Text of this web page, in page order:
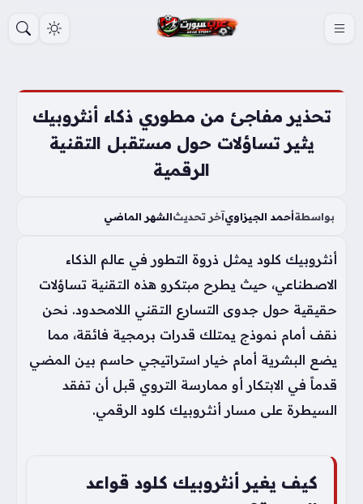
تحذير مفاجئ من مطوري ذكاء أنثروبيك
يثير تساؤلات حول مستقبل التقنية
الرقمية
بواسطةأحمد الجيزاويآخر تحديثالشهر الماضي
أنثروبيك كلود يمثل ذروة التطور في عالم الذكاء
الاصطناعي، حيث يطرح مبتكرو هذه التقنية تساؤلات
حقيقية حول جدوى التسارع التقني اللامحدود. نحن
نقف أمام نموذج يمتلك قدرات برمجية فائقة، مما
يضع البشرية أمام خيار استراتيجي حاسم بين المضي
قدماً في الابتكار أو ممارسة التروي قبل أن تفقد
السيطرة على مسار أنثروبيك كلود الرقمي.
كيف يغير أنثروبيك كلود قواعد